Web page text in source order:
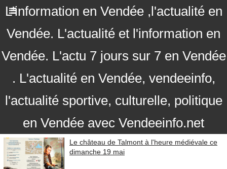
L'information en Vendée ,l'actualité en
Vendée. L'actualité et l'information en
Vendée. L'actu 7 jours sur 7 en Vendée
. L'actualité en Vendée, vendeeinfo,
l'actualité sportive, culturelle, politique
en Vendée avec Vendeeinfo.net
Le château de Talmont à l'heure médiévale ce
dimanche 19 mai